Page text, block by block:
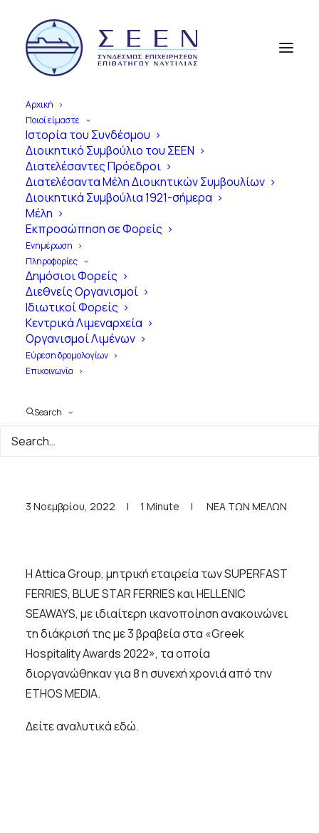
Αρχική
Ποιοί είμαστε
Ιστορία του Συνδέσμου
Διοικητικό Συμβούλιο του ΣΕΕΝ
Διατελέσαντες Πρόεδροι
Διατελέσαντα Μέλη Διοικητικών Συμβουλίων
Διοικητικά Συμβούλια 1921-σήμερα
Μέλη
Εκπροσώπηση σε Φορείς
Ενημέρωση
Πληροφορίες
Δημόσιοι Φορείς
Διεθνείς Οργανισμοί
Ιδιωτικοί Φορείς
Κεντρικά Λιμεναρχεία
Οργανισμοί Λιμένων
Εύρεση δρομολογίων
Επικοινωνία
Search
ATTICA GROUP - Δελτίο
3 Νοεμβρίου, 2022 | 1 Minute | ΝΕΑ ΤΩΝ ΜΕΛΩΝ
Η Attica Group, μητρική εταιρεία των SUPERFAST
FERRIES, BLUE STAR FERRIES και HELLENIC
SEAWAYS, με ιδιαίτερη ικανοποίηση ανακοινώνει
τη διάκρισή της με 3 βραβεία στα «Greek
Hospitality Awards 2022», τα οποία
διοργανώθηκαν για 8 η συνεχή χρονιά από την
ETHOS MEDIA.
Δείτε αναλυτικάεδώ.